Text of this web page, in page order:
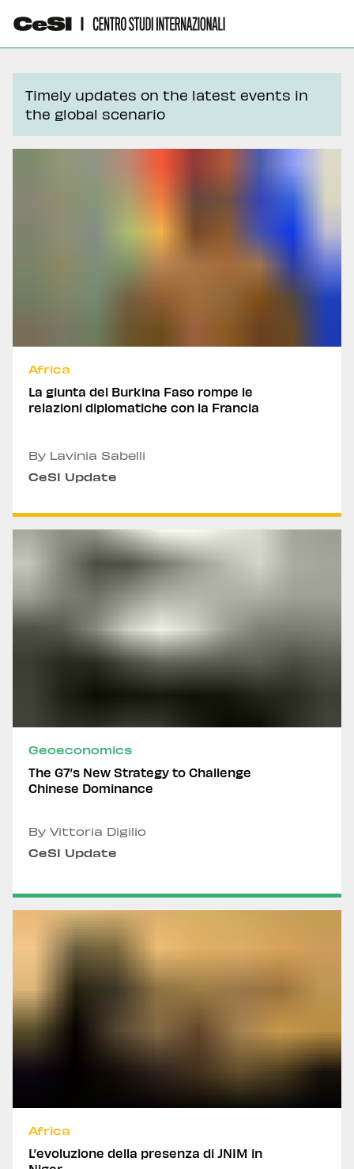
Timely updates on the latest events in
the global scenario
Africa
La giunta del Burkina Faso rompe le
relazioni diplomatiche con la Francia
By Lavinia Sabelli
CeSI Update
Geoeconomics
The G7’s New Strategy to Challenge
Chinese Dominance
By Vittoria Digilio
CeSI Update
Africa
L’evoluzione della presenza di JNIM in